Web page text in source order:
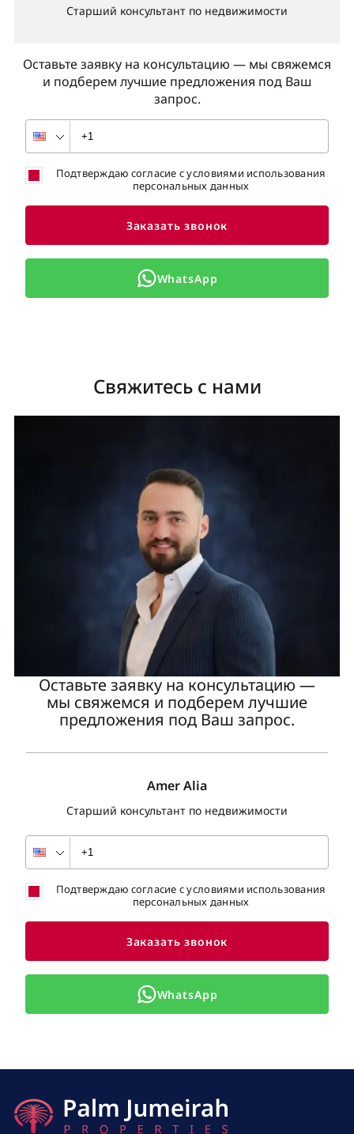
Оставьте заявку на консультацию — мы свяжемся
и подберем лучшие предложения под Ваш
запрос.
Старший консультант по недвижимости
Подтверждаю согласие с условиями использования
персональных данных
Заказать звонок
WhatsApp
Свяжитесь с нами
Оставьте заявку на консультацию —
мы свяжемся и подберем лучшие
предложения под Ваш запрос.
Amer Alia
Старший консультант по недвижимости
Подтверждаю согласие с условиями использования
персональных данных
Заказать звонок
WhatsApp